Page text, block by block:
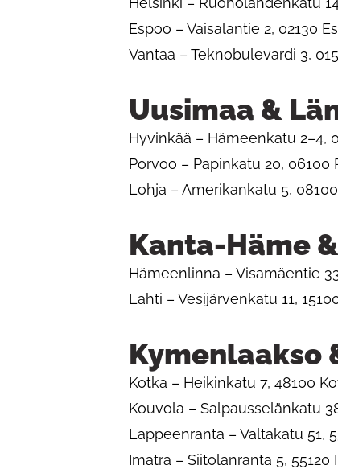
Espoo – Vaisalantie 2, 02130
Vantaa – Teknobulevardi 3,
Uusimaa &
Hyvinkää – Hämeenkatu 2–4,
Porvoo – Papinkatu 20, 06100
Lohja – Amerikankatu 5,
Kanta-Häme
Hämeenlinna – Visamäentie
Lahti – Vesijärvenkatu 11,
Kymenlaakso
Kotka – Heikinkatu 7, 48100
Kouvola – Salpausselänkatu
Lappeenranta – Valtakatu 51,
Imatra – Siitolanranta 5, 55120